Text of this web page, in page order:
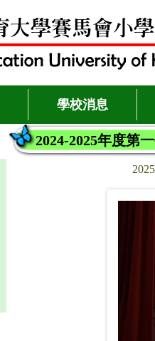
學校消息
2024-2025年度第